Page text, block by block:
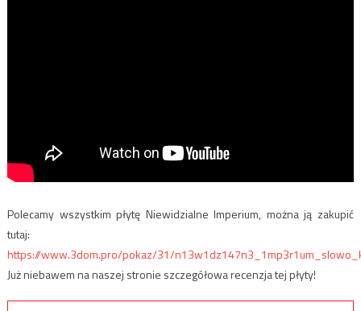
Polecamy wszystkim płytę Niewidzialne Imperium, można ją zakupić
tutaj:
https://www.3dom.pro/pokaz/31/
Już niebawem na naszej stronie szczegółowa recenzja tej płyty!